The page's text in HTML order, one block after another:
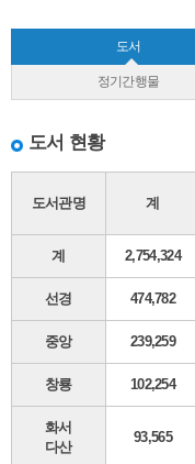
도서
정기간행물
도서 현황
도서관명 계
계 2,754,324
선경 474,782
중앙 239,259
창룡 102,254
화서
다산
93,565